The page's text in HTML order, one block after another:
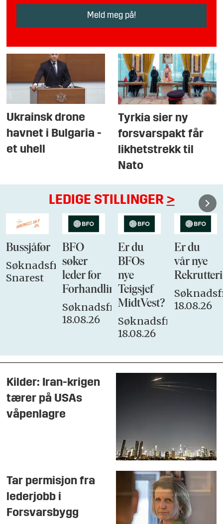
Ukrainsk drone
havnet i Bulgaria -
et uhell
Tyrkia sier ny
forsvarspakt får
likhetstrekk til
Nato
LEDIGE STILLINGER >
Bussjåfør
Søknadsfrist:
Snarest
BFO
søker
leder for
Forhandlingsutvalget
Søknadsfrist:
18.08.26
Er du
BFOs
nye
Teigsjef
MidtVest?
Søknadsfrist:
18.08.26
Er du
vår nye
18.08.26
Kilder: Iran-krigen
tærer på USAs
våpenlagre
Tar permisjon fra
lederjobb i
Forsvarsbygg